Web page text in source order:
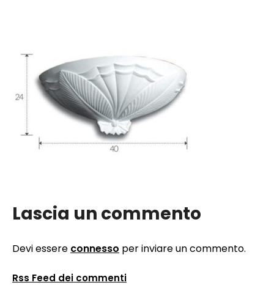
Lascia un commento
Devi essere connesso per inviare un commento.
Rss Feed dei commenti